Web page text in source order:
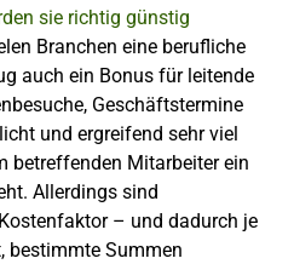
Branchen eine berufliche
auch ein Bonus für leitende
Geschäftstermine
und ergreifend sehr viel
betreffenden Mitarbeiter ein
Allerdings sind
– und dadurch je
bestimmte Summen